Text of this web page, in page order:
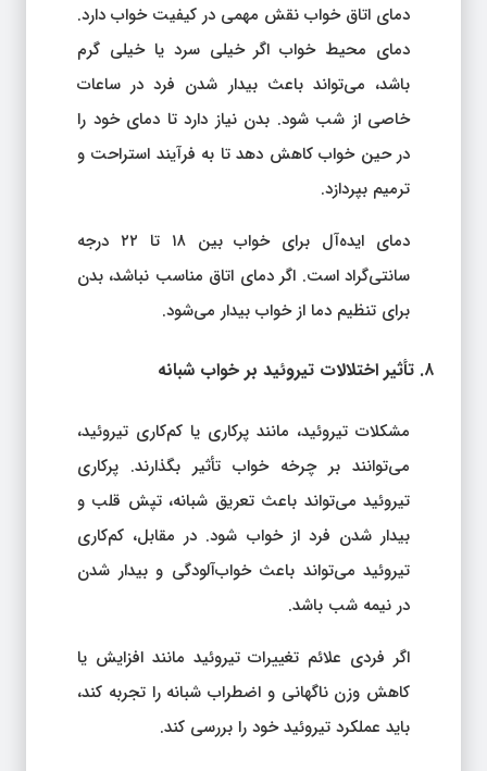
دمای اتاق خواب نقش مهمی در کیفیت خواب دارد.
دمای محیط خواب اگر خیلی سرد یا خیلی گرم
باشد، می‌تواند باعث بیدار شدن فرد در ساعات
خاصی از شب شود. بدن نیاز دارد تا دمای خود را
در حین خواب کاهش دهد تا به فرآیند استراحت و
ترمیم بپردازد.
دمای ایده‌آل برای خواب بین ۱۸ تا ۲۲ درجه
سانتی‌گراد است. اگر دمای اتاق مناسب نباشد، بدن
برای تنظیم دما از خواب بیدار می‌شود.
۸. تأثیر اختلالات تیروئید بر خواب شبانه
مشکلات تیروئید، مانند پرکاری یا کم‌کاری تیروئید،
می‌توانند بر چرخه خواب تأثیر بگذارند. پرکاری
تیروئید می‌تواند باعث تعریق شبانه، تپش قلب و
بیدار شدن فرد از خواب شود. در مقابل، کم‌کاری
تیروئید می‌تواند باعث خواب‌آلودگی و بیدار شدن
در نیمه شب باشد.
اگر فردی علائم تغییرات تیروئید مانند افزایش یا
کاهش وزن ناگهانی و اضطراب شبانه را تجربه کند،
باید عملکرد تیروئید خود را بررسی کند.